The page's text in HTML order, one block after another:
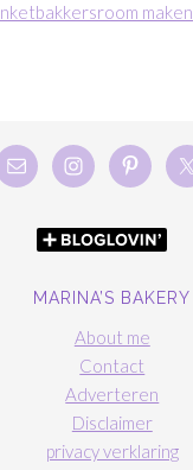
maken
MARINA’S BAKERY
About me
Contact
Adverteren
Disclaimer
privacy verklaring